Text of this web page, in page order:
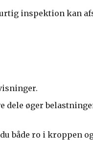
inspektion kan
øger
både ro i kroppen